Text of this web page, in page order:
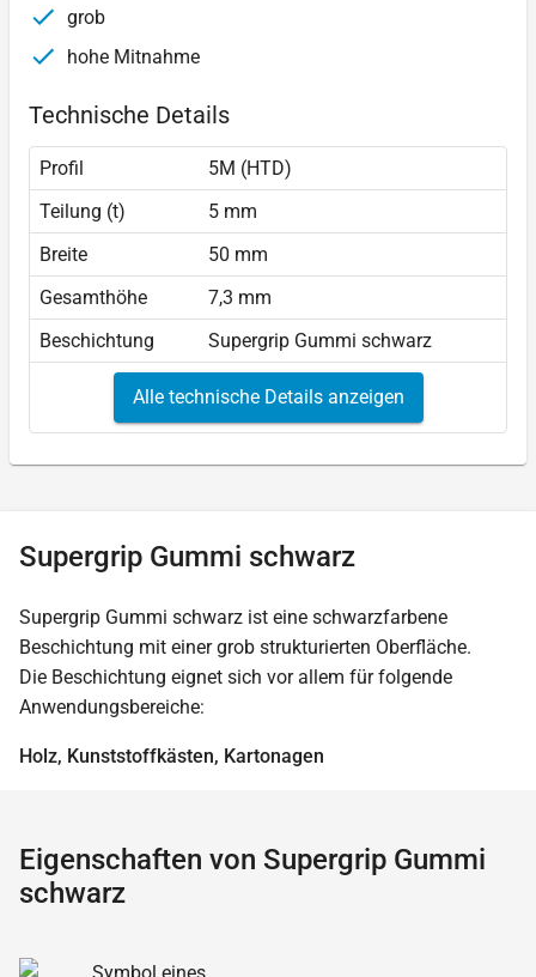
grob
hohe Mitnahme
Technische Details
Profil
5M (HTD)
Teilung (t)
5 mm
Breite
50 mm
Gesamthöhe
7,3 mm
Beschichtung
Supergrip Gummi schwarz
Alle technische Details anzeigen
Supergrip Gummi schwarz
Supergrip Gummi schwarz ist eine schwarzfarbene
Beschichtung mit einer grob strukturierten Oberfläche.
Die Beschichtung eignet sich vor allem für folgende
Anwendungsbereiche:
Holz, Kunststoffkästen, Kartonagen
Eigenschaften von Supergrip Gummi
schwarz